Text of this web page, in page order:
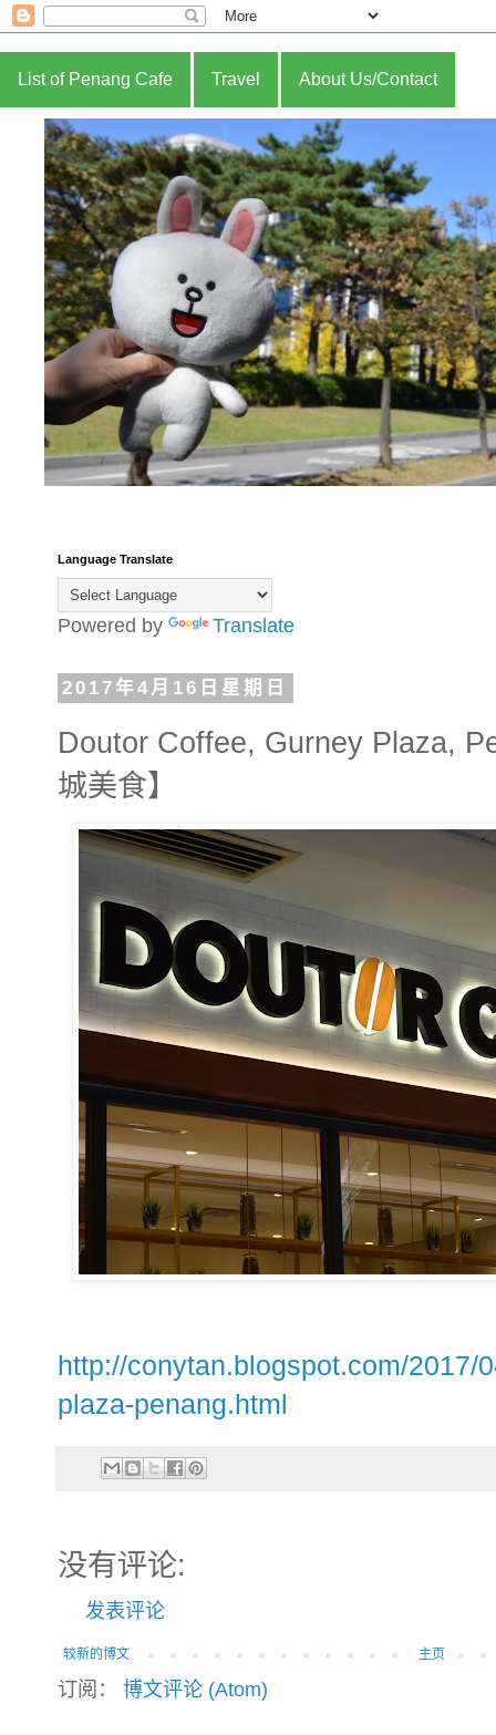
List of Penang Cafe Travel About Us/Contact
Language Translate
Powered by Translate
2017年4月16日星期日
Doutor Coffee, Gurney Plaza,
城美食】
http://conytan.blogspot.com/2017/
plaza-penang.html
没有评论:
发表评论
较新的博文 主页
订阅： 博文评论 (Atom)